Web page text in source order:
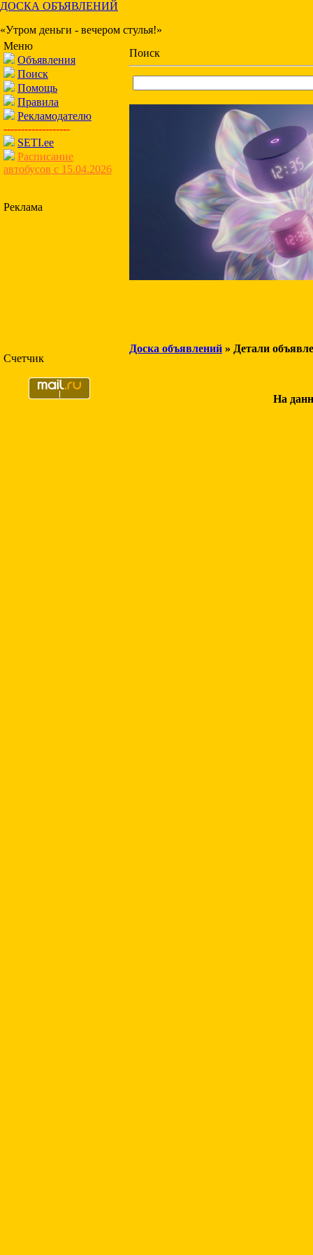
ДОСКА ОБЪЯВЛЕНИЙ
«Утром деньги - вечером стулья!»
Меню
Объявления
Поиск
Помощь
Правила
Рекламодателю
-------------------
SETI.ee
Расписание
автобусов с 15.04.2026
Реклама
Счетчик
Поиск
Доска объявлений » Детали
На